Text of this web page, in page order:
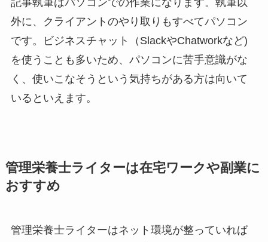
外に、クライアントのやり取りもすべてパソコン
です。ビジネスチャット（SlackやChatworkなど)
を使うことも多いため、パソコンに苦手意識がな
く、使いこなそうという気持ちがある方は向いて
いるといえます。
管理栄養士ライターは在宅ワークや副業に
おすすめ
管理栄養士ライターはネット環境が整っていれば